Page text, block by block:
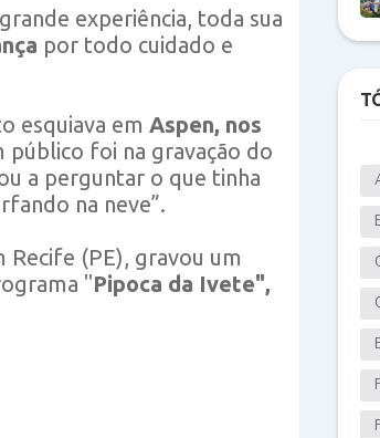
experiência, toda sua
por todo cuidado e
esquiava em Aspen, nos
público foi na gravação do
a perguntar o que tinha
na neve”.
(PE), gravou um
"Pipoca da Ivete",